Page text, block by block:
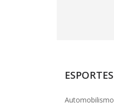
ESPORTES
Automobilismo